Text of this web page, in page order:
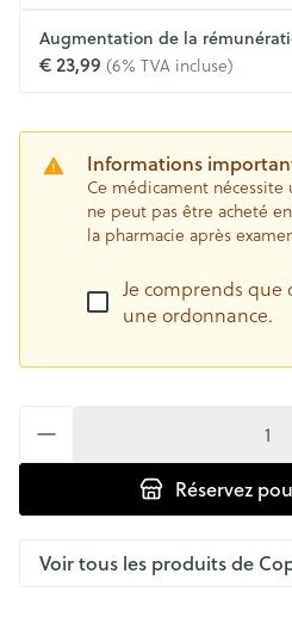
Augmentation de la
€ 23,99 (6% TVA incluse)
Informations
Ce médicament
ne peut pas être acheté
la pharmacie après
Je comprends que
une ordonnance.
Réservez
Voir tous les produits de